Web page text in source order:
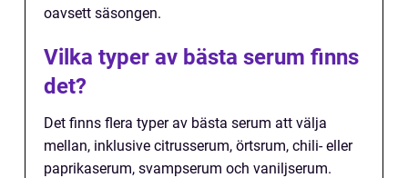
oavsett säsongen.
Vilka typer av bästa serum finns
det?
Det finns flera typer av bästa serum att välja
mellan, inklusive citrusserum, örtsrum, chili- eller
paprikaserum, svampserum och vaniljserum.